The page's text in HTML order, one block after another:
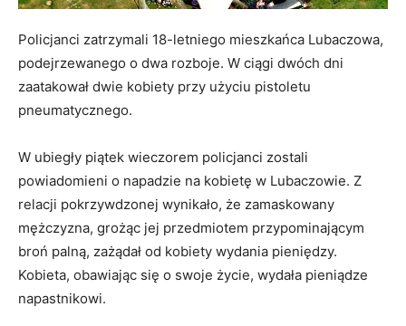
Policjanci zatrzymali 18-letniego mieszkańca Lubaczowa,
podejrzewanego o dwa rozboje. W ciągi dwóch dni
zaatakował dwie kobiety przy użyciu pistoletu
pneumatycznego.
W ubiegły piątek wieczorem policjanci zostali
powiadomieni o napadzie na kobietę w Lubaczowie. Z
relacji pokrzywdzonej wynikało, że zamaskowany
mężczyzna, grożąc jej przedmiotem przypominającym
broń palną, zażądał od kobiety wydania pieniędzy.
Kobieta, obawiając się o swoje życie, wydała pieniądze
napastnikowi.